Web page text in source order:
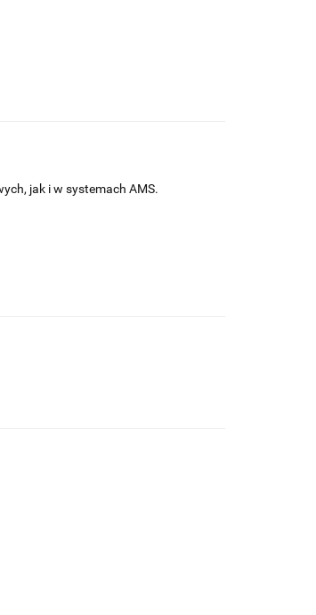
jak i w systemach AMS.